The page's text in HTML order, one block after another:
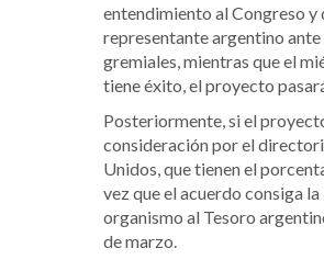
entendimiento al Congreso y
representante argentino
gremiales, mientras que el
tiene éxito, el proyecto
Posteriormente, si el
consideración por el
Unidos, que tienen el
vez que el acuerdo consiga
organismo al Tesoro
de marzo.